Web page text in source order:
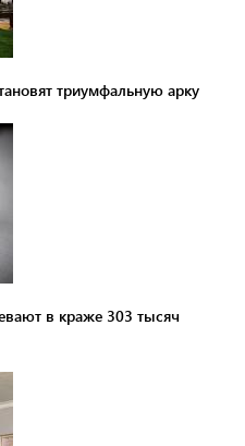
триумфальную арку
в краже 303 тысяч